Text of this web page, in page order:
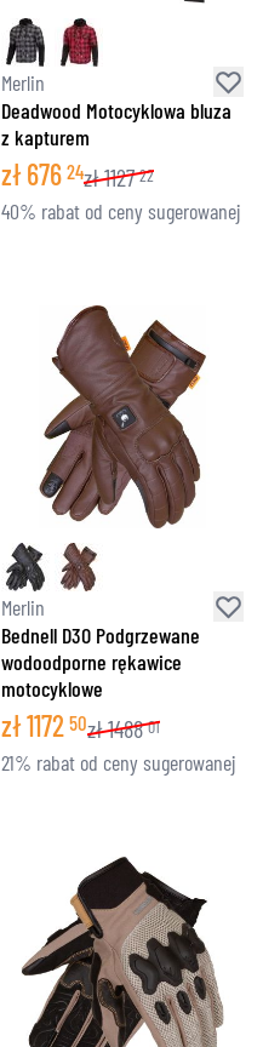
Merlin
Deadwood Motocyklowa bluza
z kapturem
zł676 24zł1127 22
40% rabat od ceny sugerowanej
Merlin
Bednell D3O Podgrzewane
wodoodporne rękawice
motocyklowe
zł1172 50zł1488 01
21% rabat od ceny sugerowanej